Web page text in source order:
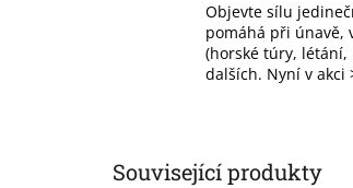
Objevte sílu
pomáhá při únavě,
(horské túry,
dalších. Nyní v akci
Související produkty